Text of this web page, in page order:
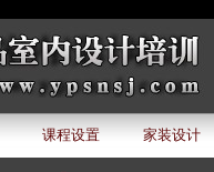
课程设置 家装设计